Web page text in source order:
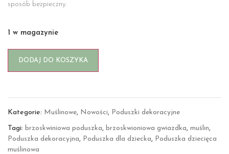
sposób bezpieczny.
1 w magazynie
DODAJ DO KOSZYKA
Kategorie: Muślinowe, Nowości, Poduszki dekoracyjne
Tagi: brzoskwiniowa poduszka, brzoskwioniowa gwiazdka, muślin,
Poduszka dekoracyjna, Poduszka dla dziecka, Poduszka dziecięca
muślinowa